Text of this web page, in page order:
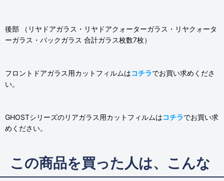
後部 （リヤドアガラス・リヤドアクォーターガラス・リヤクォータ
ーガラス・バックガラス 合計ガラス枚数7枚）
フロントドアガラス用カットフィルムはコチラでお買い求めくださ
い。
GHOSTシリーズのリアガラス用カットフィルムはコチラでお買い求
めください。
この商品を買った人は、こんな